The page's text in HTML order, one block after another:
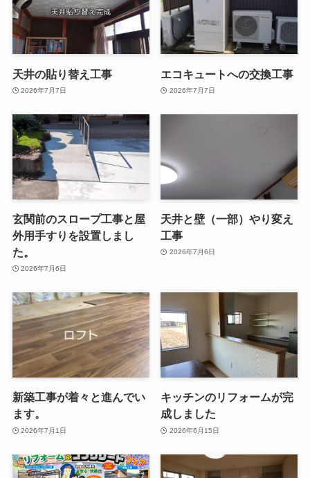
天井の貼り替え工事
2026年7月7日
エコキュートへの交換工事
2026年7月7日
玄関前のスロープ工事と屋
外用手すりを設置しまし
た。
2026年7月6日
天井と壁（一部）やり変え
工事
2026年7月6日
新築工事が着々と進んでい
ます。
2026年7月1日
キッチンのリフォームが完
成しました
2026年6月15日